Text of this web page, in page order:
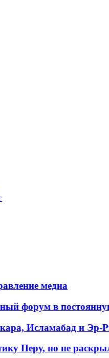
медиа
форум в
Исламабад и Эр-
Перу, но не